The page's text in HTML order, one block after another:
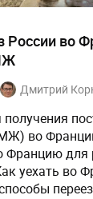
России во
Дмитрий
во
Францию для
уехать